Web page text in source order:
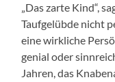
„Das zarte Kind“,
Taufgelübde nicht
eine wirkliche
genial oder
Jahren, das